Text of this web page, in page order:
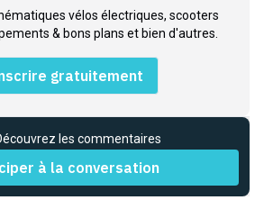
vélos électriques, scooters
& bons plans et bien d'autres.
gratuitement
les commentaires
à la conversation